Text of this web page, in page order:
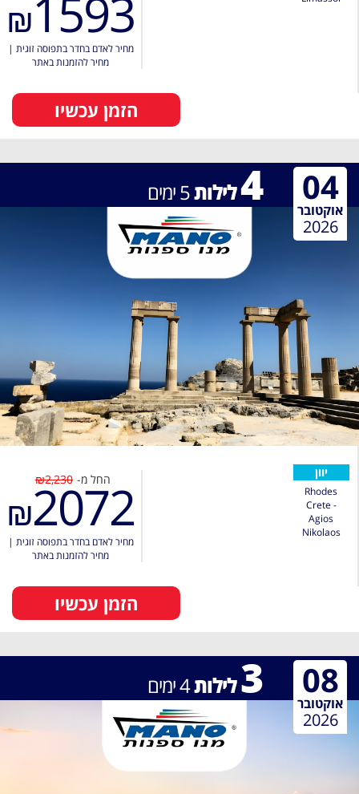
₪1593
מחיר לאדם בחדר בתפוסה זוגית |
מחיר להזמנות באתר
הזמן עכשיו
4לילות5ימים 04
אוקטובר
2026
יוון
Rhodes
Crete -
Agios
Nikolaos
החל מ- ₪2,230
₪2072
מחיר לאדם בחדר בתפוסה זוגית |
מחיר להזמנות באתר
הזמן עכשיו
3לילות4ימים 08
אוקטובר
2026